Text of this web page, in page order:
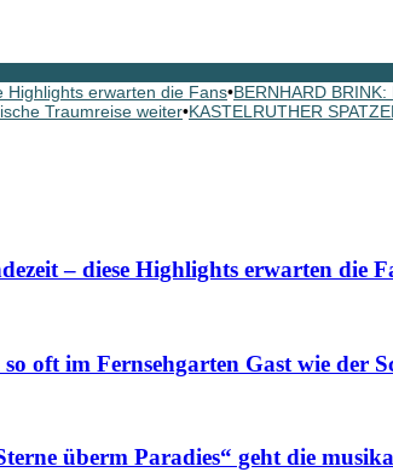
Highlights erwarten die Fans•BERNHARD
Traumreise weiter•KASTELRUTHER
– diese Highlights erwarten die
oft im Fernsehgarten Gast wie der
überm Paradies“ geht die